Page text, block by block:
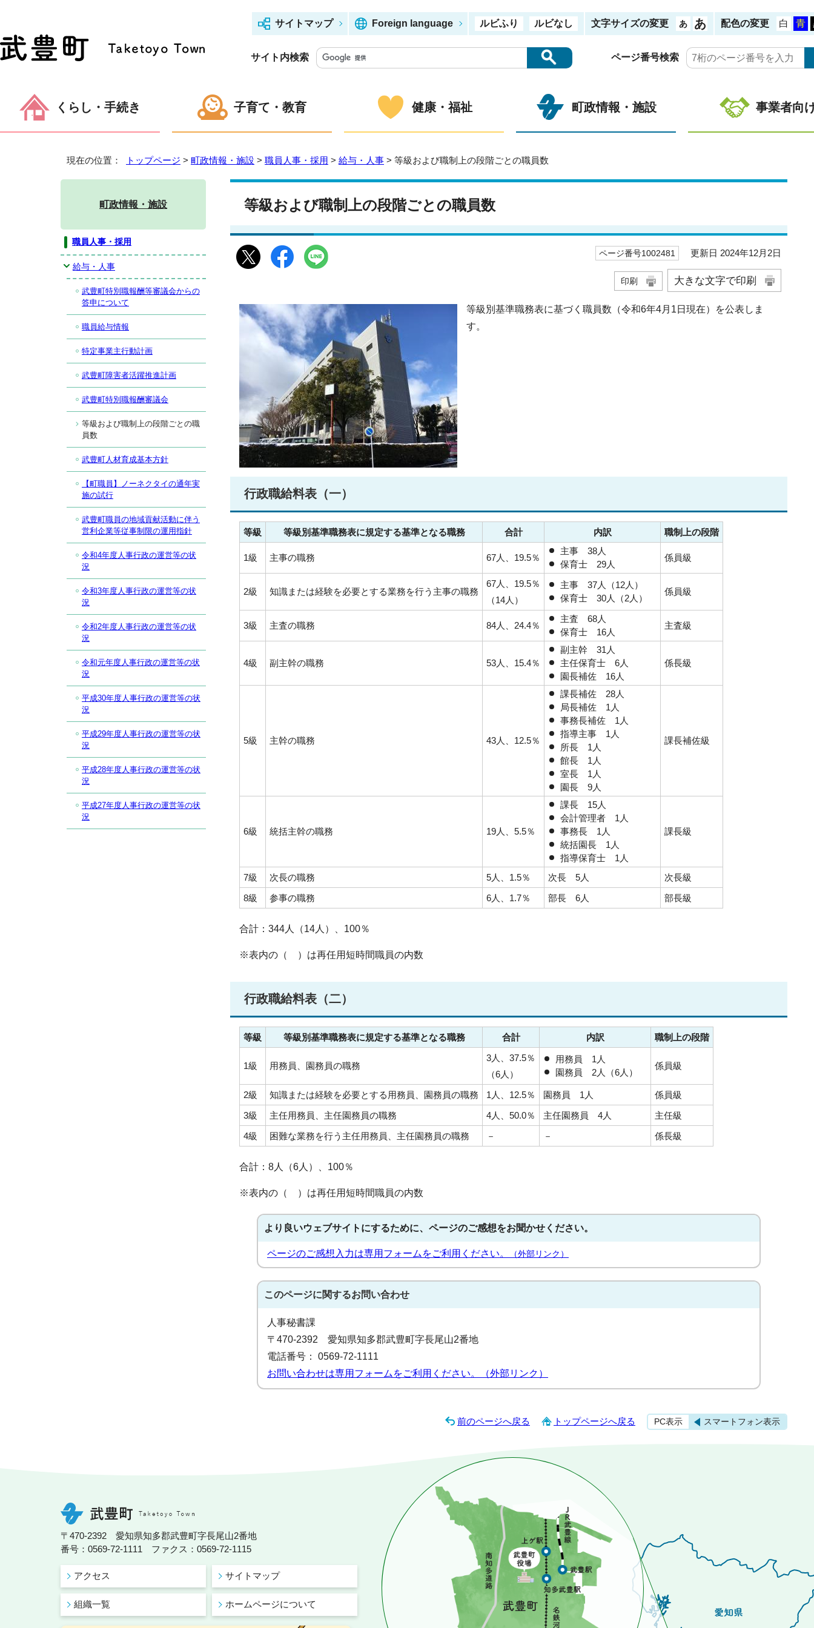
サイトマップ Foreign language ルビふり ルビなし 文字サイズの変更 配色の変更
サイト内検索 ページ番号検索
くらし・手続き 子育て・教育 健康・福祉 町政情報・施設 事業者向
現在の位置： トップページ > 町政情報・施設 > 職員人事・採用 > 給与・人事 > 等級および職制上の段階ごとの職員数
等級および職制上の段階ごとの職員数
ページ番号1002481 更新日 2024年12月2日
印刷 大きな文字で印刷
等級別基準職務表に基づく職員数（令和6年4月1日現在）を公表しま
す。
行政職給料表（一）
等級 等級別基準職務表に規定する基準となる職務 合計 内訳 職制上の段階
1級 主事の職務 67人、19.5％
主事 38人
保育士 29人
係員級
2級 知識または経験を必要とする業務を行う主事の職務
67人、19.5％
（14人）
主事 37人（12人）
保育士 30人（2人）
係員級
3級 主査の職務 84人、24.4％
主査 68人
保育士 16人
主査級
4級 副主幹の職務 53人、15.4％
副主幹 31人
主任保育士 6人
園長補佐 16人
係長級
5級 主幹の職務 43人、12.5％
課長補佐 28人
局長補佐 1人
事務長補佐 1人
指導主事 1人
所長 1人
館長 1人
室長 1人
園長 9人
課長補佐級
6級 統括主幹の職務 19人、5.5％
課長 15人
会計管理者 1人
事務長 1人
統括園長 1人
指導保育士 1人
課長級
7級 次長の職務 5人、1.5％ 次長 5人
次長級
8級
参事の職務 6人、1.7％ 部長 6人 部長級
合計：344人（14人）、100％
※表内の（ ）は再任用短時間職員の内数
行政職給料表（二）
等級 等級別基準職務表に規定する基準となる職務 合計 内訳 職制上の段階
1級 用務員、園務員の職務
3人、37.5％
（6人）
用務員 1人
園務員 2人（6人）
係員級
2級 知識または経験を必要とする用務員、園務員の職務 1人、12.5％ 園務員 1人
係員級
3級
主任用務員、主任園務員の職務 4人、50.0％ 主任園務員 4人
主任級
4級
困難な業務を行う主任用務員、主任園務員の職務 － － 係長級
合計：8人（6人）、100％
※表内の（ ）は再任用短時間職員の内数
より良いウェブサイトにするために、ページのご感想をお聞かせください。
ページのご感想入力は専用フォームをご利用ください。 （外部リンク）
このページに関するお問い合わせ
人事秘書課
〒470-2392 愛知県知多郡武豊町字長尾山2番地
電話番号： 0569-72-1111
お問い合わせは専用フォームをご利用ください。（外部リンク）
町政情報・施設
職員人事・採用
給与・人事
武豊町特別職報酬等審議会からの
答申について
職員給与情報
特定事業主行動計画
武豊町障害者活躍推進計画
武豊町特別職報酬審議会
等級および職制上の段階ごとの職
員数
武豊町人材育成基本方針
【町職員】ノーネクタイの通年実
施の試行
武豊町職員の地域貢献活動に伴う
営利企業等従事制限の運用指針
令和4年度人事行政の運営等の状
況
令和3年度人事行政の運営等の状
況
令和2年度人事行政の運営等の状
況
令和元年度人事行政の運営等の状
況
平成30年度人事行政の運営等の状
況
平成29年度人事行政の運営等の状
況
平成28年度人事行政の運営等の状
況
平成27年度人事行政の運営等の状
況
前のページへ戻る トップページへ戻る PC表示 スマートフォン表示
〒470-2392 愛知県知多郡武豊町字長尾山2番地
番号：0569-72-1111 ファクス：0569-72-1115
アクセス サイトマップ
組織一覧 ホームページについて